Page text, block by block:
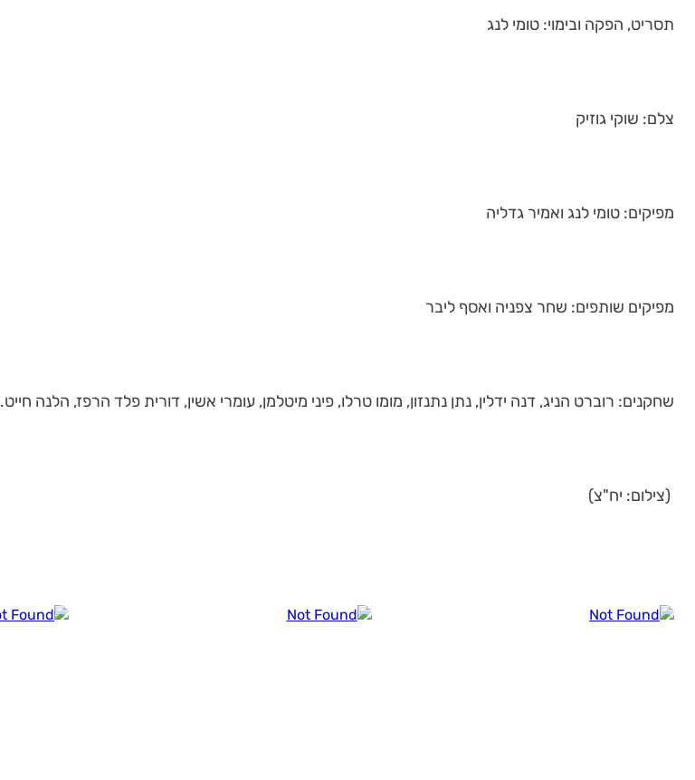
תסריט, הפקה ובימוי: טומי לנג
צלם: שוקי גוזיק
מפיקים: טומי לנג ואמיר גדליה
מפיקים שותפים: שחר צפניה ואסף ליבר
שחקנים: רוברט הניג, דנה ידלין, נתן נתנזון, מומו טרלו, פיני מיטלמן, עומרי אשין, דורית פלד הרפז, הלנה חייט.
(צילום: יח"צ)